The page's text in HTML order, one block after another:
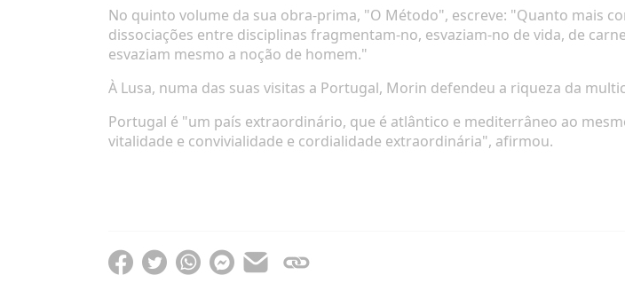
No quinto volume da sua obra-prima, "O Método", escreve: "Quanto mais
dissociações entre disciplinas fragmentam-no, esvaziam-no de vida, de
esvaziam mesmo a noção de homem."
À Lusa, numa das suas visitas a Portugal, Morin defendeu a riqueza da
Portugal é "um país extraordinário, que é atlântico e mediterrâneo ao
vitalidade e convivialidade e cordialidade extraordinária", afirmou.